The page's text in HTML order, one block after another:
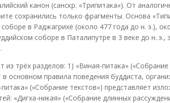
канон (санскр. «Трипитака»). От
сохранились только фрагменты. Основа
в Раджагрихе (около 477 года до н. э.),
соборе в Паталипутре в 3 веке до н. э.,
из трёх разделов: 1) «Виная-питака»
основном правила поведения буддиста,
(«Собрание текстов») представляет
«Дигха-никая» («Собрание длинных